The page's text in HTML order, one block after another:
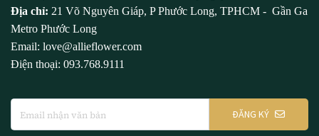
Địa chỉ: 21 Võ Nguyên Giáp, P Phước Long, TPHCM - Gần Ga
Metro Phước Long
Email: love@allieflower.com
Điện thoại: 093.768.9111
ĐĂNG KÝ